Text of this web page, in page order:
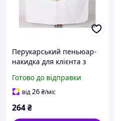
Перукарський пеньюар-
накидка для клієнта з
біла
Готово до відправки
від26₴/міс
264₴